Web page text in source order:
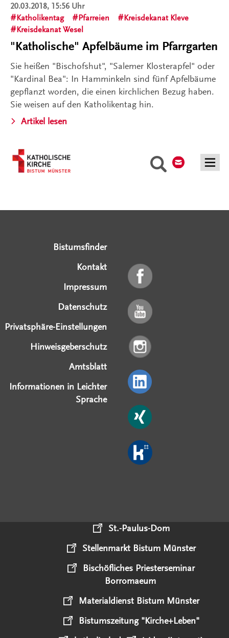
Suche
20.03.2018, 15:56 Uhr
Katholikentag
Pfarreien
Kreisdekanat Kleve
Kreisdekanat Wesel
"Katholische" Apfelbäume im Pfarrgarten
Sie heißen "Bischofshut", "Salemer Klosterapfel" oder
"Kardinal Bea": In Hamminkeln sind fünf Apfelbäume
gepflanzt worden, die einen kirchlichen Bezug haben.
Sie weisen auf den Katholikentag hin.
Artikel lesen
Bistumsfinder
Kontakt
Impressum
Datenschutz
Privatsphäre-Einstellungen
Hinweisgeberschutz
Amtsblatt
Informationen in Leichter
Sprache
St.-Paulus-Dom
Stellenmarkt Bistum Münster
Bischöfliches Priesterseminar
Borromaeum
Materialdienst Bistum Münster
Bistumszeitung "Kirche+Leben"